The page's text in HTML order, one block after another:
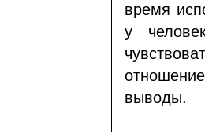
время
у
выводы.